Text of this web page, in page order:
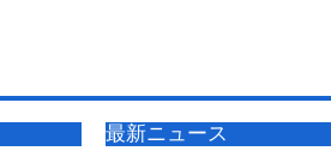
最新ニュース